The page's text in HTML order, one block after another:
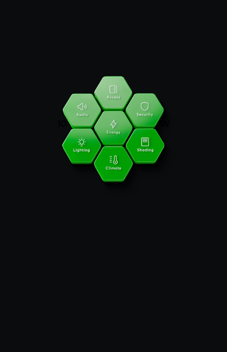
10 LAT DOŚWIADCZENIA W
AUTOMATYCE,
JAKOŚĆ I ZAUFANIE